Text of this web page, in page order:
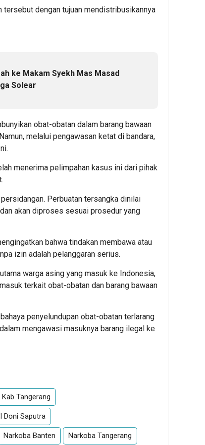
tersebut dengan tujuan mendistribusikannya
ke Makam Syekh Mas Masad
Solear
obat-obatan dalam barang bawaan
melalui pengawasan ketat di bandara,
menerima pelimpahan kasus ini dari pihak
Perbuatan tersangka dinilai
akan diproses sesuai prosedur yang
bahwa tindakan membawa atau
izin adalah pelanggaran serius.
warga asing yang masuk ke Indonesia,
terkait obat-obatan dan barang bawaan
penyelundupan obat-obatan terlarang
mengawasi masuknya barang ilegal ke
Kab Tangerang
Doni Saputra
Narkoba Banten Narkoba Tangerang